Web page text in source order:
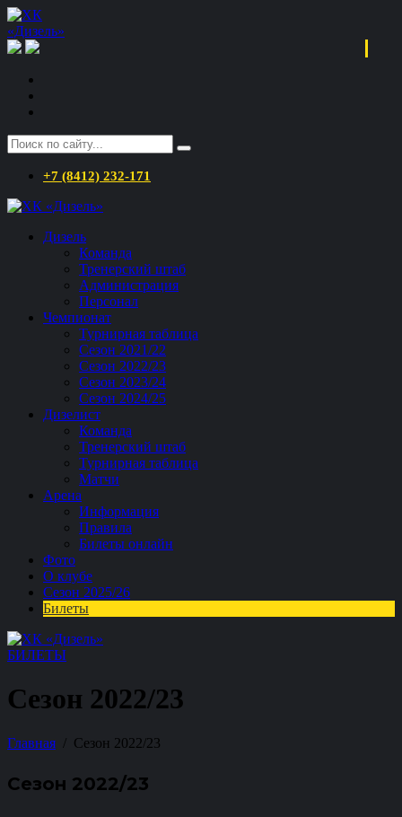
+7 (8412) 232-171
Дизель
Команда
Тренерский штаб
Администрация
Персонал
Чемпионат
Турнирная таблица
Сезон 2021/22
Сезон 2022/23
Сезон 2023/24
Сезон 2024/25
Дизелист
Команда
Тренерский штаб
Турнирная таблица
Матчи
Арена
Информация
Правила
Билеты онлайн
Фото
О клубе
Сезон 2025/26
Билеты
БИЛЕТЫ
Сезон 2022/23
Главная Сезон 2022/23
Сезон 2022/23